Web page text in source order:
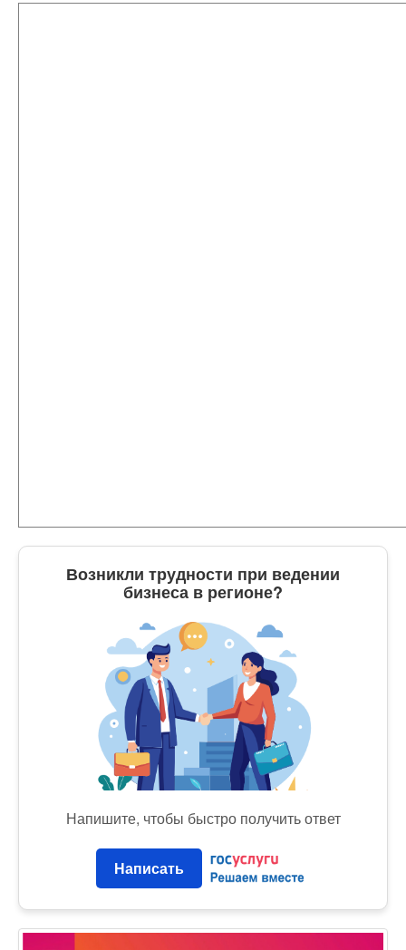
Возникли трудности при ведении
бизнеса в регионе?
Напишите, чтобы быстро получить ответ
Написать